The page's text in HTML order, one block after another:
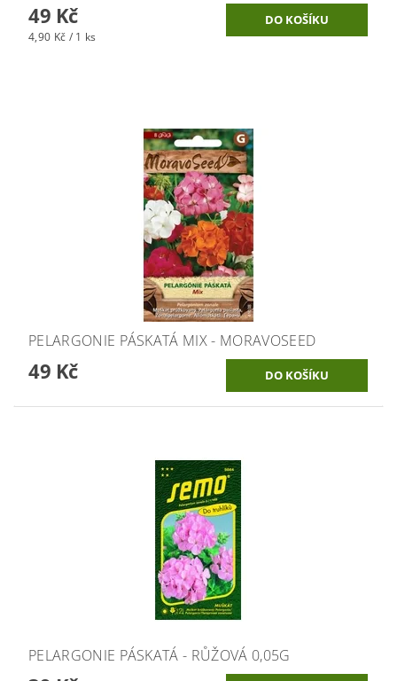
49 Kč
4,90 Kč / 1 ks
PELARGONIE PÁSKATÁ MIX - MORAVOSEED
49 Kč
PELARGONIE PÁSKATÁ - RŮŽOVÁ 0,05G